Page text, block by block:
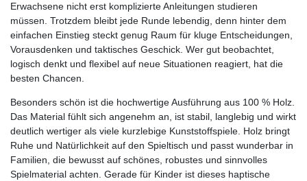
Erwachsene nicht erst komplizierte Anleitungen studieren
müssen. Trotzdem bleibt jede Runde lebendig, denn hinter dem
einfachen Einstieg steckt genug Raum für kluge Entscheidungen,
Vorausdenken und taktisches Geschick. Wer gut beobachtet,
logisch denkt und flexibel auf neue Situationen reagiert, hat die
besten Chancen.
Besonders schön ist die hochwertige Ausführung aus 100 % Holz.
Das Material fühlt sich angenehm an, ist stabil, langlebig und wirkt
deutlich wertiger als viele kurzlebige Kunststoffspiele. Holz bringt
Ruhe und Natürlichkeit auf den Spieltisch und passt wunderbar in
Familien, die bewusst auf schönes, robustes und sinnvolles
Spielmaterial achten. Gerade für Kinder ist dieses haptische